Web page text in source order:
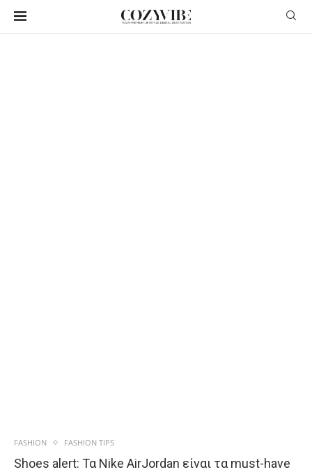
FASHION FASHION TIPS
Shoes alert: Τα Nike AirJordan είναι τα must-have